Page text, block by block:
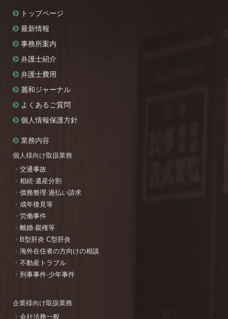
トップページ
最新情報
事務所案内
弁護士紹介
弁護士費用
麗和ジャーナル
よくあるご質問
個人情報保護方針
業務内容
個人様向け取扱業務
交通事故
相続·遺産分割
債務整理·過払い請求
成年後見等
労働事件
離婚·親権等
B型肝炎 C型肝炎
海外在住者の方向けの相談
不動産トラブル
刑事事件·少年事件
企業様向け取扱業務
会社法務一般